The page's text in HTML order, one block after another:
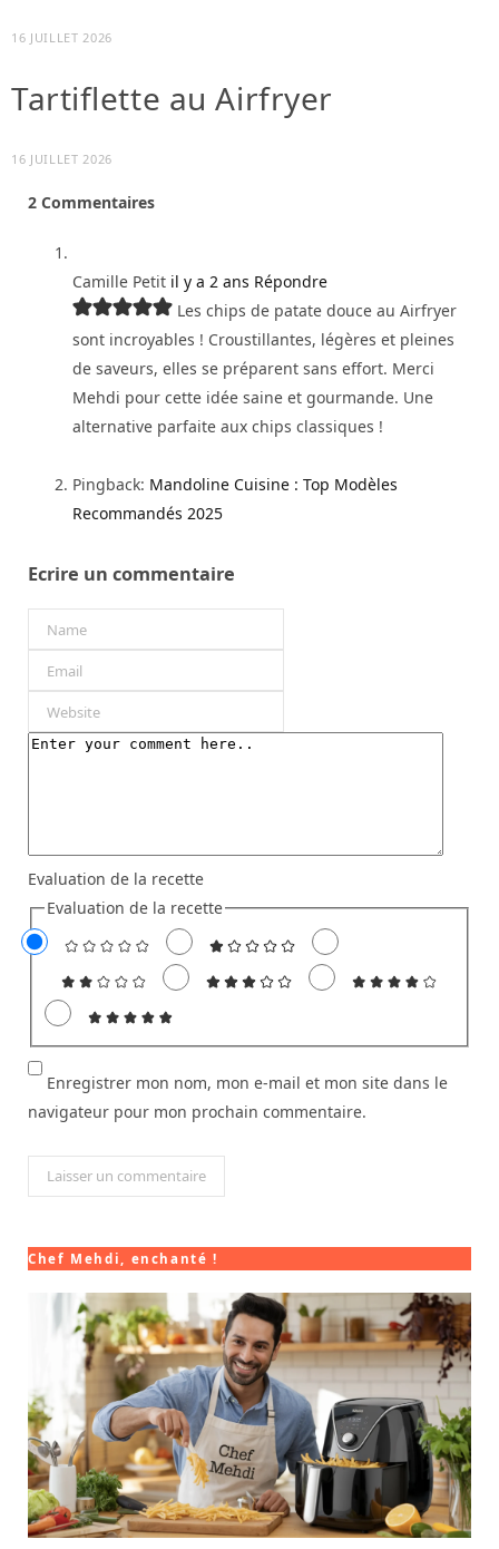
16 JUILLET 2026
Tartiflette au Airfryer
16 JUILLET 2026
2 Commentaires
Camille Petit il y a 2 ans Répondre
Les chips de patate douce au Airfryer
sont incroyables ! Croustillantes, légères et pleines
de saveurs, elles se préparent sans effort. Merci
Mehdi pour cette idée saine et gourmande. Une
alternative parfaite aux chips classiques !
Pingback: Mandoline Cuisine : Top Modèles
Recommandés 2025
Ecrire un commentaire
Evaluation de la recette
Evaluation de la recette
Enregistrer mon nom, mon e-mail et mon site dans le
navigateur pour mon prochain commentaire.
Chef Mehdi, enchanté !